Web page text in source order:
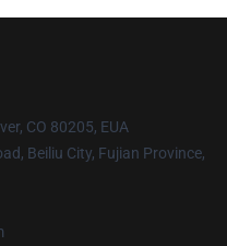
CO 80205, EUA
Beiliu City, Fujian Province,